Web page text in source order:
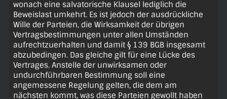
wonach eine salvatorische Klausel lediglich die
Beweislast umkehrt. Es ist jedoch der ausdrückliche
Wille der Parteien, die Wirksamkeit der übrigen
Vertragsbestimmungen unter allen Umständen
aufrechtzuerhalten und damit § 139 BGB insgesamt
abzubedingen. Das gleiche gilt für eine Lücke des
Vertrages. Anstelle der unwirksamen oder
undurchführbaren Bestimmung soll eine
angemessene Regelung gelten, die dem am
nächsten kommt, was diese Parteien gewollt haben